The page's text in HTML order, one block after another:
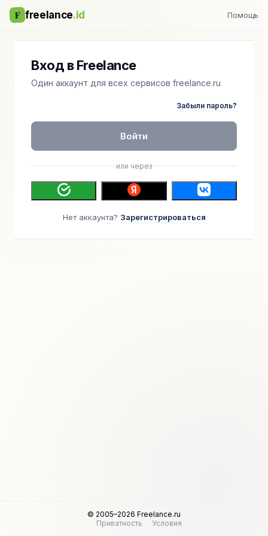
F freelance.id Помощь
Вход в Freelance
Один аккаунт для всех сервисов freelance.ru
Забыли пароль?
Войти
или через
Нет аккаунта? Зарегистрироваться
© 2005–2026 Freelance.ru
Приватность
Условия